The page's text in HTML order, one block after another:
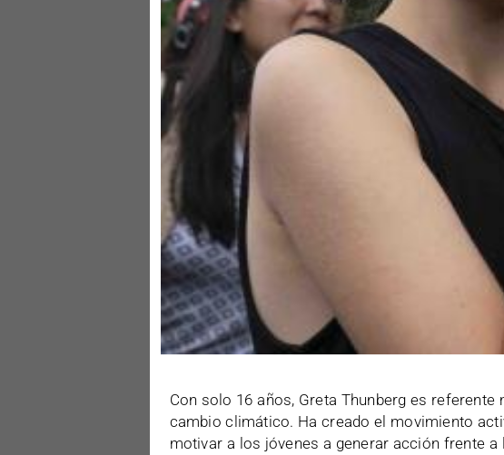
Con solo 16 años, Greta Thunberg es referente
cambio climático. Ha creado el movimiento
motivar a los jóvenes a generar acción frente